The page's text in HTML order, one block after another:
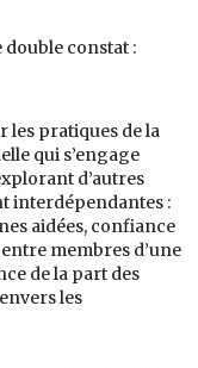
double constat :
les pratiques de la
qui s’engage
d’autres
interdépendantes :
aidées, confiance
membres d’une
de la part des
les